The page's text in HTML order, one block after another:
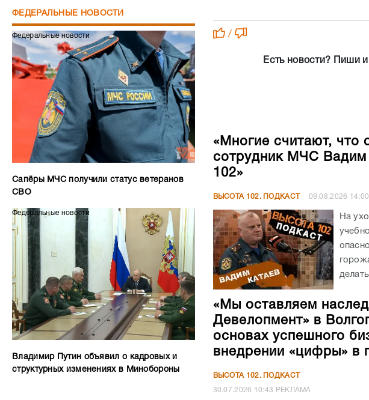
ФЕДЕРАЛЬНЫЕ НОВОСТИ
Федеральные новости
Сапёры МЧС получили статус ветеранов
СВО
Федеральные новости
Владимир Путин объявил о кадровых и
структурных изменениях в Минобороны
/
Есть новости? Пиши
«Многие считают, что
сотрудник МЧС Вадим
102»
ВЫСОТА 102. ПОДКАСТ 09.08.2026 14:00
На
«Мы оставляем
Девелопмент» в
основах успешного
внедрении «цифры» в
ВЫСОТА 102. ПОДКАСТ
30.07.2026 10:43 РЕКЛАМА